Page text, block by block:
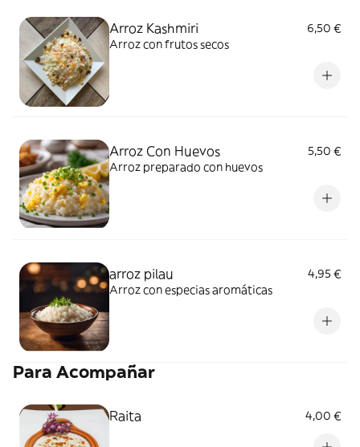
Arroz Kashmiri
6,50 €
Arroz con frutos secos
Arroz Con Huevos
5,50 €
Arroz preparado con huevos
arroz pilau
4,95 €
Arroz con especias aromáticas
Para Acompañar
Raita 4,00 €